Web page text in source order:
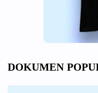
DOKUMEN